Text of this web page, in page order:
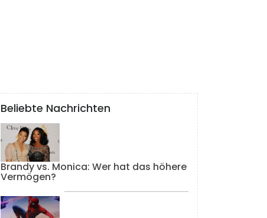
Beliebte Nachrichten
Brandy vs. Monica: Wer hat das höhere
Vermögen?